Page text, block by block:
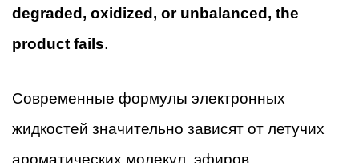
degraded, oxidized, or unbalanced, the
product fails.
Современные формулы электронных
жидкостей значительно зависят от летучих
ароматических молекул, эфиров,